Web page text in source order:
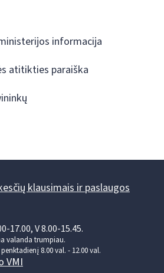
informacija
atitikties paraiška
klausimais ir paslaugos
17.00, V 8.00-15.45.
valanda trumpiau.
8.00 val. - 12.00 val.
VMI